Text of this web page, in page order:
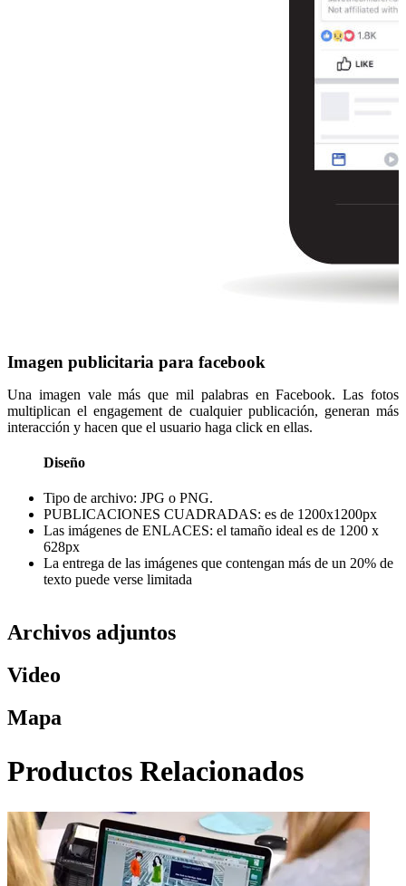
Imagen publicitaria para facebook
Una imagen vale más que mil palabras en Facebook. Las fotos
multiplican el engagement de cualquier publicación, generan más
interacción y hacen que el usuario haga click en ellas.
Diseño
Tipo de archivo: JPG o PNG.
PUBLICACIONES CUADRADAS: es de 1200x1200px
Las imágenes de ENLACES: el tamaño ideal es de 1200 x
628px
La entrega de las imágenes que contengan más de un 20% de
texto puede verse limitada
Archivos adjuntos
Video
Mapa
Productos Relacionados